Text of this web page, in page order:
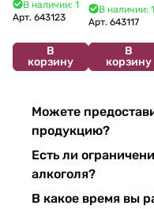
В наличии: 1
Арт. 643123
В
корзину
Siciliane IGP
2022 750 мл
В наличии: 1
Арт.643117
В
корзину
Можете
продукцию?
Есть ли
алкоголя?
В какое время вы